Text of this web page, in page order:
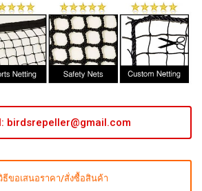
birdsrepeller@gmail.com
ธีขอเสนอราคา/สั่งซื้อสินค้า